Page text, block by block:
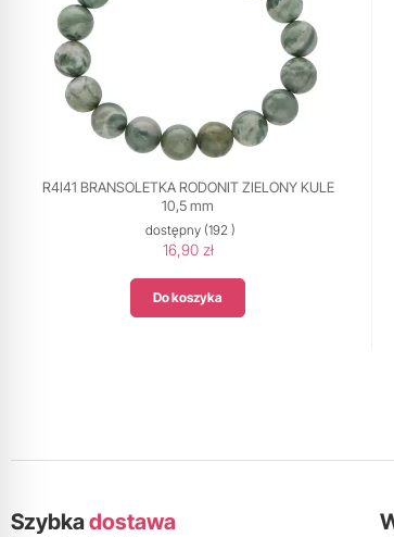
R4I41 BRANSOLETKA RODONIT ZIELONY KULE
10,5 mm
dostępny (192 )
16,90 zł
Do koszyka
Szybkadostawa